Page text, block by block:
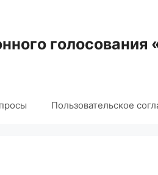
Пользовательское